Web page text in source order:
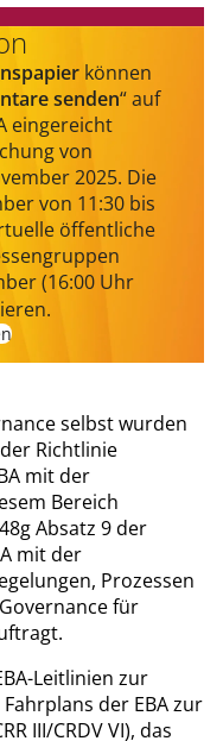
können
senden“ auf
eingereicht
von
2025. Die
von 11:30 bis
öffentliche
(16:00 Uhr
selbst wurden
Richtlinie
mit der
Bereich
Absatz 9 der
mit der
Prozessen
für
Leitlinien zur
der EBA zur
III/CRDV VI), das